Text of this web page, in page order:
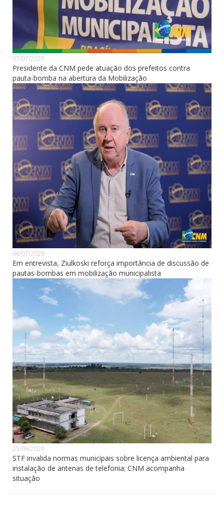
07/07/2026
Presidente da CNM pede atuação dos prefeitos contra
pauta-bomba na abertura da Mobilização
06/07/2026
Em entrevista, Ziulkoski reforça importância de discussão de
pautas-bombas em mobilização municipalista
25/06/2026
STF invalida normas municipais sobre licença ambiental para
instalação de antenas de telefonia; CNM acompanha
situação